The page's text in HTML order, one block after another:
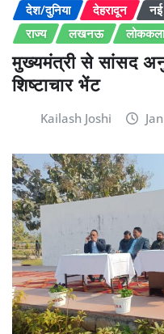
देश/दुनिया
देहरादून नई
राज्य
लखनऊ
मुख्यमंत्री से सांसद
शिष्टाचार भेंट
Kailash Joshi